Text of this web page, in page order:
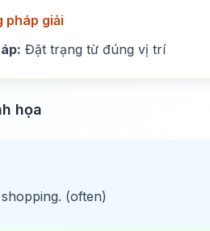
pháp giải
Đặt trạng từ đúng vị trí
họa
shopping. (often)